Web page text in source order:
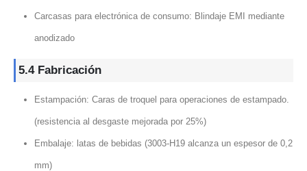
Carcasas para electrónica de consumo: Blindaje EMI mediante
anodizado
5.4 Fabricación
Estampación: Caras de troquel para operaciones de estampado.
(resistencia al desgaste mejorada por 25%)
Embalaje: latas de bebidas (3003-H19 alcanza un espesor de 0,2
mm)